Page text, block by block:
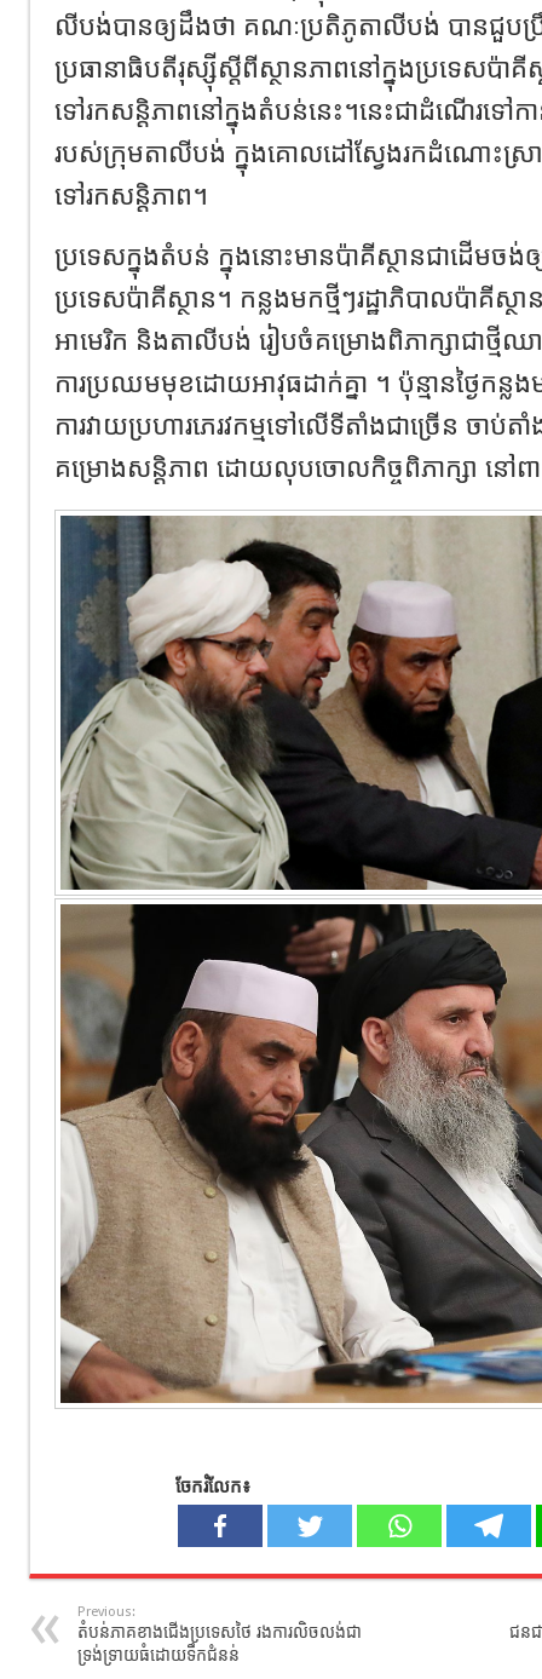
លីបង់​បានឲ្យដឹងថា គណៈប្រតិភូតាលីបង់ បានជួបប្
ប្រធានាធិបតី​រុស្ស៊ី​ស្តីពីស្ថានភាពនៅក្នុងប្រទេសប៉ាគី
ទៅរកសន្តិភាព​នៅក្នុងតំ​បន់នេះ។នេះជាដំណើរទៅ
របស់ក្រុមតាលីបង់ ក្នុងគោល​ដៅ​ស្វែងរកដំណោះស្
ទៅរកសន្តិភាព។
ប្រទេសក្នុងតំបន់​ ក្នុងនោះមានប៉ាគីស្ថានជាដើម​ចង់
ប្រទេស​ប៉ាគី​ស្ថាន។ ក​ន្លងមកថ្មីៗរដ្ឋាភិបាលប៉ាគីស្
អាមេរិក និងតាលីបង់ រៀបចំគម្រោងពិភាក្សាជាថ្មី​
ការប្រឈម​មុខដោយអាវុធ​ដាក់គ្នា ។ ប៉ុន្មានថ្ងៃកន្
ការវាយប្រហារ​ភេរវកម្មទៅ​លើទីតាំង​ជាច្រើន ចាប់ត
គម្រោងសន្តិភាព ដោយលុបចោលកិច្ចពិភាក្សា នៅព
ចែករំលែក៖
Previous:
តំបន់ភាគខាងជើងប្រទេសថៃ រងការលិចលង់ជា
ទ្រង់ទ្រាយធំដោយទឹកជំនន់
ជន